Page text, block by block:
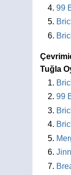
99
Tuğla
99